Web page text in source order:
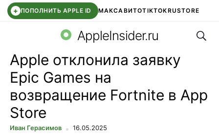
+ ПОПОЛНИТЬ APPLE ID МАКСАВИТОTIKTOKRUSTORE
WB КЛУБIOS 26.6 APPLE ID
AppleInsider.ru
Apple отклонила заявку
Epic Games на
возвращение Fortnite в App
Store
Иван Герасимов 16.05.2025